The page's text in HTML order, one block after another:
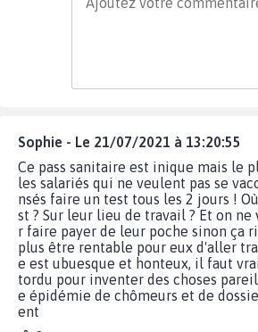
Sophie - Le 21/07/2021 à 13:20:55
Ce pass sanitaire est inique mais le
les salariés qui ne veulent pas se
nsés faire un test tous les 2 jours !
st ? Sur leur lieu de travail ? Et on ne
r faire payer de leur poche sinon ça
plus être rentable pour eux d'aller
e est ubuesque et honteux, il faut
tordu pour inventer des choses
e épidémie de chômeurs et de
ent